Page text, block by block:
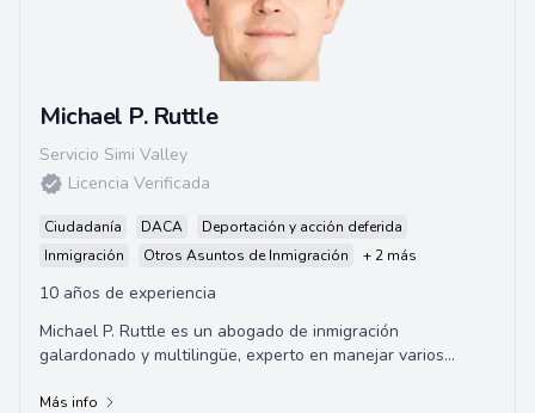
Michael P. Ruttle
Servicio Simi Valley
Licencia Verificada
Ciudadanía DACA
Deportación y acción deferida
Inmigración
Otros Asuntos de Inmigración + 2 más
10 años de experiencia
Michael P. Ruttle es un abogado de inmigración
galardonado y multilingüe, experto en manejar varios
Más info